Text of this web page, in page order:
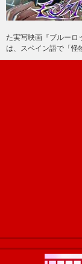
た実写映画『ブルーロ
は、スペイン語で「怪